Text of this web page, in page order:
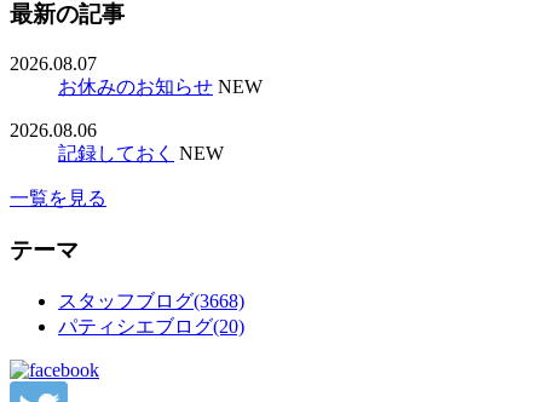
最新の記事
2026.08.07
お休みのお知らせ NEW
2026.08.06
記録しておく NEW
一覧を見る
テーマ
スタッフブログ(3668)
パティシエブログ(20)